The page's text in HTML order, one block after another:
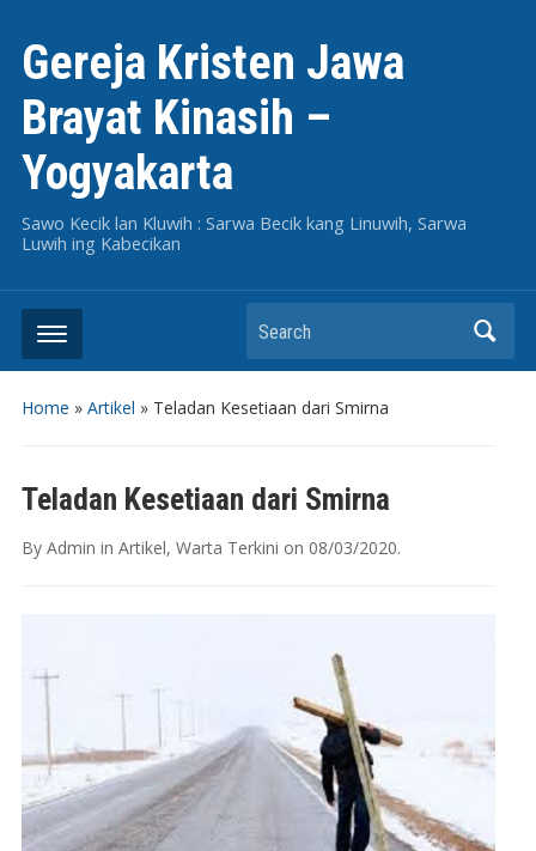
Gereja Kristen Jawa
Brayat Kinasih –
Yogyakarta
Sawo Kecik lan Kluwih : Sarwa Becik kang Linuwih, Sarwa
Luwih ing Kabecikan
Search
Home » Artikel » Teladan Kesetiaan dari Smirna
Teladan Kesetiaan dari Smirna
By Admin in Artikel, Warta Terkini on 08/03/2020.